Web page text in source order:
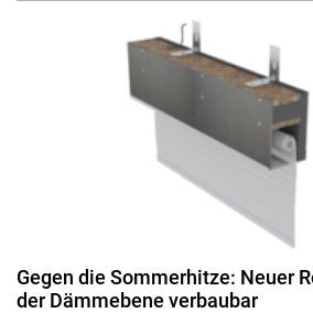
Gegen die Sommerhitze: Neuer
der Dämmebene verbaubar